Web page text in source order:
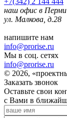
наш офис в Перми
ул. Малкова, д.28
напишите нам
info@prorise.ru
Мы в соц. сетях
info@prorise.ru
© 2026,
Заказать звонок
Оставьте свои
с Вами в